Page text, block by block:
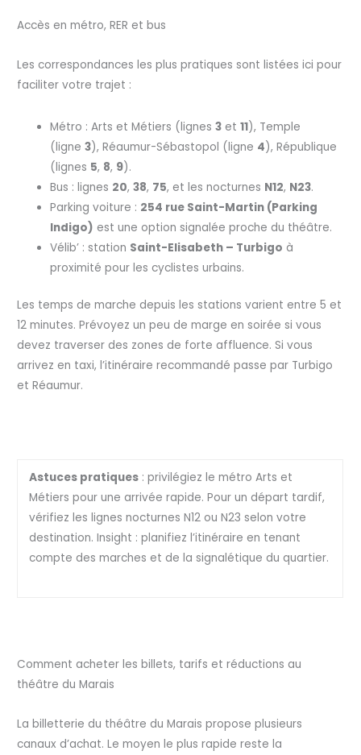
Accès en métro, RER et bus
Les correspondances les plus pratiques sont listées ici pour
faciliter votre trajet :
Métro : Arts et Métiers (lignes3 et11), Temple
(ligne3), Réaumur-Sébastopol (ligne 4), République
(lignes 5, 8, 9).
Bus : lignes 20,38, 75, et les nocturnes N12, N23.
Parking voiture : 254 rue Saint-Martin (Parking
Indigo) est une option signalée proche du théâtre.
Vélib’ : station Saint-Elisabeth – Turbigo à
proximité pour les cyclistes urbains.
Les temps de marche depuis les stations varient entre 5 et
12 minutes. Prévoyez un peu de marge en soirée si vous
devez traverser des zones de forte affluence. Si vous
arrivez en taxi, l’itinéraire recommandé passe par Turbigo
et Réaumur.
Astuces pratiques: privilégiez le métro Arts et
Métiers pour une arrivée rapide. Pour un départ tardif,
vérifiez les lignes nocturnes N12 ou N23 selon votre
destination. Insight : planifiez l’itinéraire en tenant
compte des marches et de la signalétique du quartier.
Comment acheter les billets, tarifs et réductions au
théâtre du Marais
La billetterie du théâtre du Marais propose plusieurs
canaux d’achat. Le moyen le plus rapide reste la